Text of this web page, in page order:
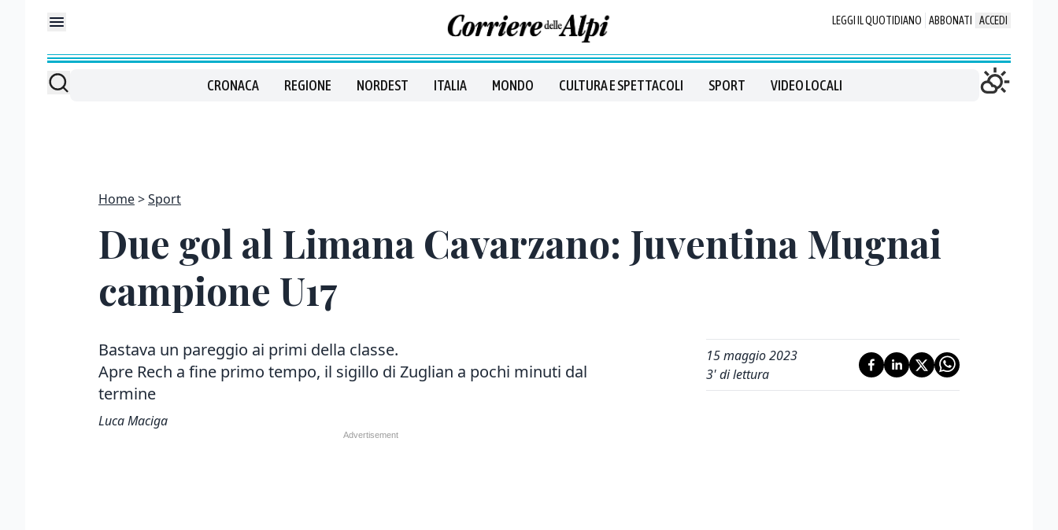
LEGGI IL QUOTIDIANO ABBONATI ACCEDI
CRONACA REGIONE NORDEST ITALIA MONDO CULTURA E SPETTACOLI SPORT VIDEO LOCALI
Home Sport
Due gol al Limana Cavarzano: Juventina Mugnai
campione U17
Bastava un pareggio ai primi della classe.
Apre Rech a fine primo tempo, il sigillo di Zuglian a pochi minuti dal
termine
Luca Maciga
15 maggio 2023
3' di lettura